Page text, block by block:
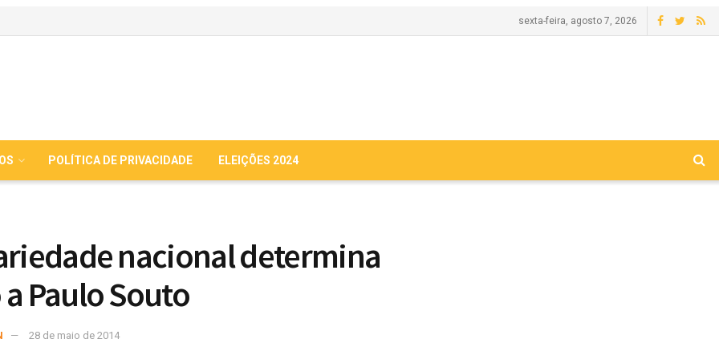
sexta-feira, agosto 7, 2026
POLÍTICA DE PRIVACIDADE ELEIÇÕES 2024
nacional determina
Paulo Souto
28 de maio de 2014